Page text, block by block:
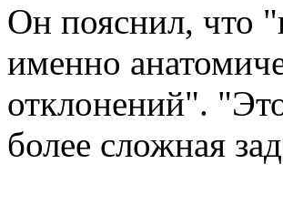
Он пояснил, что
именно
отклонений".
более сложная